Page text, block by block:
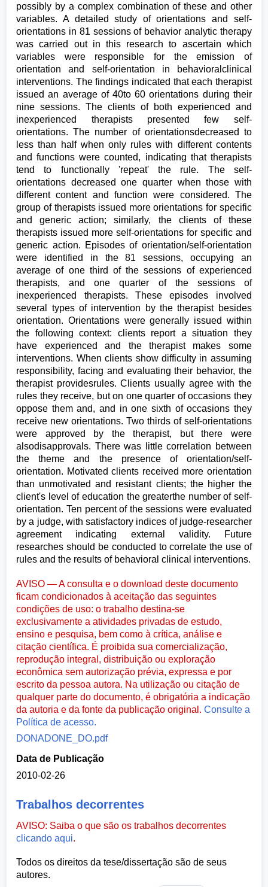
possibly by a complex combination of these and other
variables. A detailed study of orientations and self-
orientations in 81 sessions of behavior analytic therapy
was carried out in this research to ascertain which
variables were responsible for the emission of
orientation and self-orientation in behavioralclinical
interventions. The findings indicated that each therapist
issued an average of 40to 60 orientations during their
nine sessions. The clients of both experienced and
inexperienced therapists presented few self-
orientations. The number of orientationsdecreased to
less than half when only rules with different contents
and functions were counted, indicating that therapists
tend to functionally 'repeat' the rule. The self-
orientations decreased one quarter when those with
different content and function were considered. The
group of therapists issued more orientations for specific
and generic action; similarly, the clients of these
therapists issued more self-orientations for specific and
generic action. Episodes of orientation/self-orientation
were identified in the 81 sessions, occupying an
average of one third of the sessions of experienced
therapists, and one quarter of the sessions of
inexperienced therapists. These episodes involved
several types of intervention by the therapist besides
orientation. Orientations were generally issued within
the following context: clients report a situation they
have experienced and the therapist makes some
interventions. When clients show difficulty in assuming
responsibility, facing and evaluating their behavior, the
therapist providesrules. Clients usually agree with the
rules they receive, but on one quarter of occasions they
oppose them and, and in one sixth of occasions they
receive new orientations. Two thirds of self-orientations
were approved by the therapist, but there were
alsodisapprovals. There was little correlation between
the theme and the presence of orientation/self-
orientation. Motivated clients received more orientation
than unmotivated and resistant clients; the higher the
client's level of education the greaterthe number of self-
orientation. Ten percent of the sessions were evaluated
by a judge, with satisfactory indices of judge-researcher
agreement indicating external validity. Future
researches should be conducted to correlate the use of
rules and the results of behavioral clinical interventions.
AVISO — A consulta e o download deste documento
ficam condicionados à aceitação das seguintes
condições de uso: o trabalho destina-se
exclusivamente a atividades privadas de estudo,
ensino e pesquisa, bem como à crítica, análise e
citação científica. É proibida sua comercialização,
reprodução integral, distribuição ou exploração
econômica sem autorização prévia, expressa e por
escrito da pessoa autora. Na utilização ou citação de
qualquer parte do documento, é obrigatória a indicação
da autoria e da fonte da publicação original.Consulte a
Política de acesso.
DONADONE_DO.pdf
Data de Publicação
2010-02-26
Trabalhos decorrentes
AVISO: Saiba o que são os trabalhos decorrentes
clicando aqui.
Todos os direitos da tese/dissertação são de seus
autores.